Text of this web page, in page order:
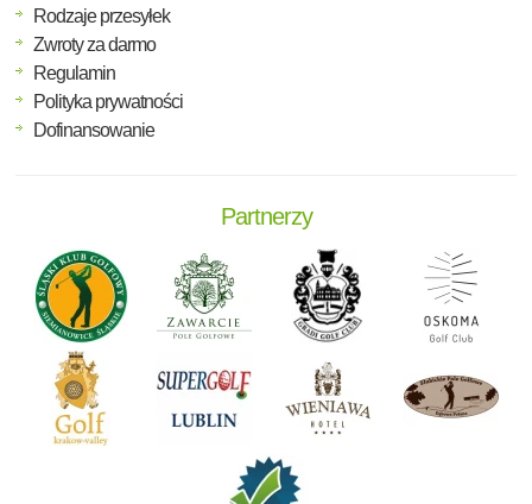
Rodzaje przesyłek
Zwroty za darmo
Regulamin
Polityka prywatności
Dofinansowanie
Partnerzy